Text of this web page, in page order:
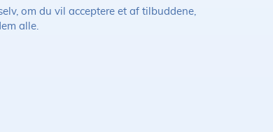
om du vil acceptere et af tilbuddene,
alle.